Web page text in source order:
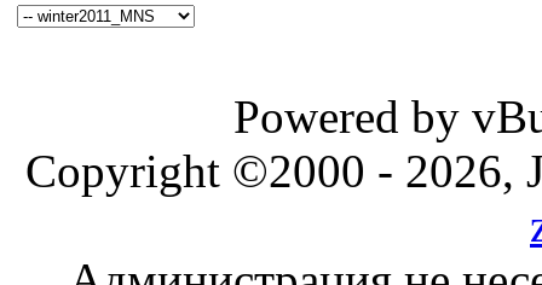
Powered by
Copyright ©2000 - 2026,